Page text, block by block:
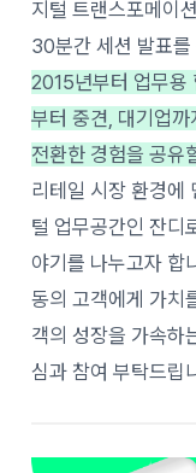
지털 트랜스포메이
30분간 세션 발표
2015년부터 업무용
부터 중견, 대기업
전환한 경험을 공유
리테일 시장 환경에
털 업무공간인 잔디
야기를 나누고자 합
동의 고객에게 가치
객의 성장을 가속하
심과 참여 부탁드립